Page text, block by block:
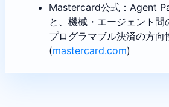
Mastercard公式：Agent
と、機械・エージェント間
プログラマブル決済の方向
(mastercard.com)